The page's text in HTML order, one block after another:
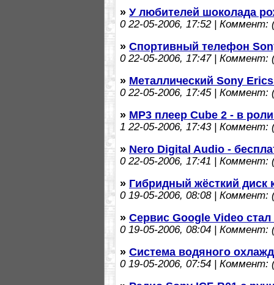
» У любителей шоколада
022-05-2006, 17:52 | Коммент:
» Спортивный телефон
022-05-2006, 17:47 | Коммент:
» Металлический Sony
022-05-2006, 17:45 | Коммент:
» MP3 плеер Cube 2 - в
1 22-05-2006, 17:43 | Коммент:
» Nero Digital Audio -
022-05-2006, 17:41 | Коммент:
» Гибридный жёсткий диск
019-05-2006, 08:08 | Коммент:
» Сервис Google Video
019-05-2006, 08:04 | Коммент:
» Cистема водяного
019-05-2006, 07:54 | Коммент: